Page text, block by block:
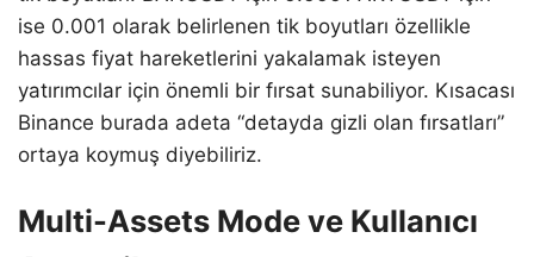
ise 0.001 olarak belirlenen tik boyutları özellikle
hassas fiyat hareketlerini yakalamak isteyen
yatırımcılar için önemli bir fırsat sunabiliyor. Kısacası
Binance burada adeta “detayda gizli olan fırsatları”
ortaya koymuş diyebiliriz.
Multi-Assets Mode ve Kullanıcı